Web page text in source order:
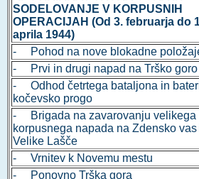
SODELOVANJE V KORPUSNIH
OPERACIJAH (Od 3. februarja do
aprila 1944)
- Pohod na nove blokadne
- Prvi in drugi napad na Trško goro
- Odhod četrtega bataljona in
kočevsko progo
- Brigada na zavarovanju velikega
korpusnega napada na Zdensko vas
Velike Lašče
- Vrnitev k Novemu mestu
- Ponovno Trška gora